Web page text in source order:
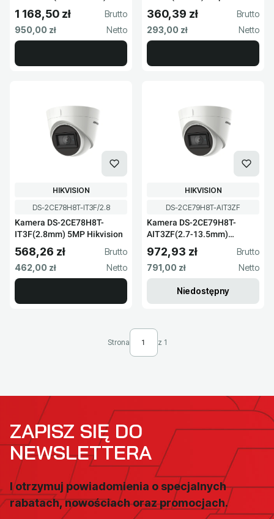
Hikvision
Cena brutto
1 168,50 zł
Cena netto
950,00 zł
Hikvision
Cena brutto
360,39 zł
Cena netto
293,00 zł
Kod produktu
DS-2CE78H8T-IT3F/2.8
Kamera DS-2CE78H8T-
IT3F(2.8mm) 5MP Hikvision
PRODUCENT
HIKVISION
Cena brutto
568,26 zł
Cena netto
462,00 zł
Kod produktu
DS-2CE79H8T-AIT3ZF
Kamera DS-2CE79H8T-
AIT3ZF(2.7-13.5mm)
Hikvision
PRODUCENT
HIKVISION
Cena brutto
972,93 zł
Cena netto
791,00 zł
Niedostępny
Strona z 1
ZAPISZ SIĘ DO
NEWSLETTERA
I otrzymuj powiadomienia o specjalnych
rabatach, nowościach oraz promocjach.